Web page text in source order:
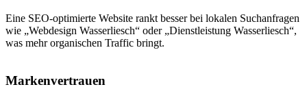
Eine SEO-optimierte Website rankt besser bei lokalen Suchanfragen
wie „Webdesign Wasserliesch“ oder „Dienstleistung Wasserliesch“,
was mehr organischen Traffic bringt.
Markenvertrauen